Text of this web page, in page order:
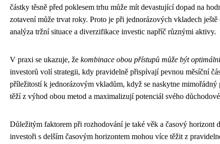
částky těsně před poklesem trhu může mít devastující dopad na
zotavení může trvat roky. Proto je při jednorázových vkladech
analýza tržní situace a diverzifikace investic napříč různými aktivy.
V praxi se ukazuje, že kombinace obou přístupů může být
investorů volí strategii, kdy pravidelně přispívají pevnou měsíční
příležitostí k jednorázovým vkladům, když se naskytne
těží z výhod obou metod a maximalizují potenciál svého
Důležitým faktorem při rozhodování je také věk a časový horizont
investoři s delším časovým horizontem mohou více těžit z